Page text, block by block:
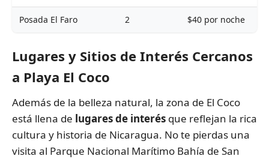
Posada El Faro 2 $40 por noche
Lugares y Sitios de Interés Cercanos
a Playa El Coco
Además de la belleza natural, la zona de El Coco
está llena de lugares de interés que reflejan la rica
cultura y historia de Nicaragua. No te pierdas una
visita al Parque Nacional Marítimo Bahía de San